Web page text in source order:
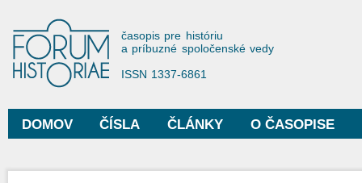
Forum Historiae
časopis pre históriu
a príbuzné spoločenské vedy
ISSN 1337-6861
Hlavné menu
DOMOV ČÍSLA ČLÁNKY O ČASOPISE